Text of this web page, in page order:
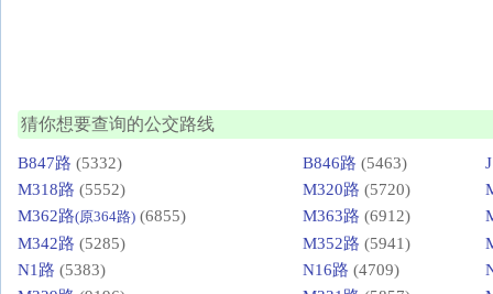
猜你想要查询的公交路线
B847路 (5332) B846路 (5463)
M318路 (5552) M320路 (5720)
M362路(原364路) (6855) M363路 (6912)
M342路 (5285) M352路 (5941)
N1路 (5383) N16路 (4709)